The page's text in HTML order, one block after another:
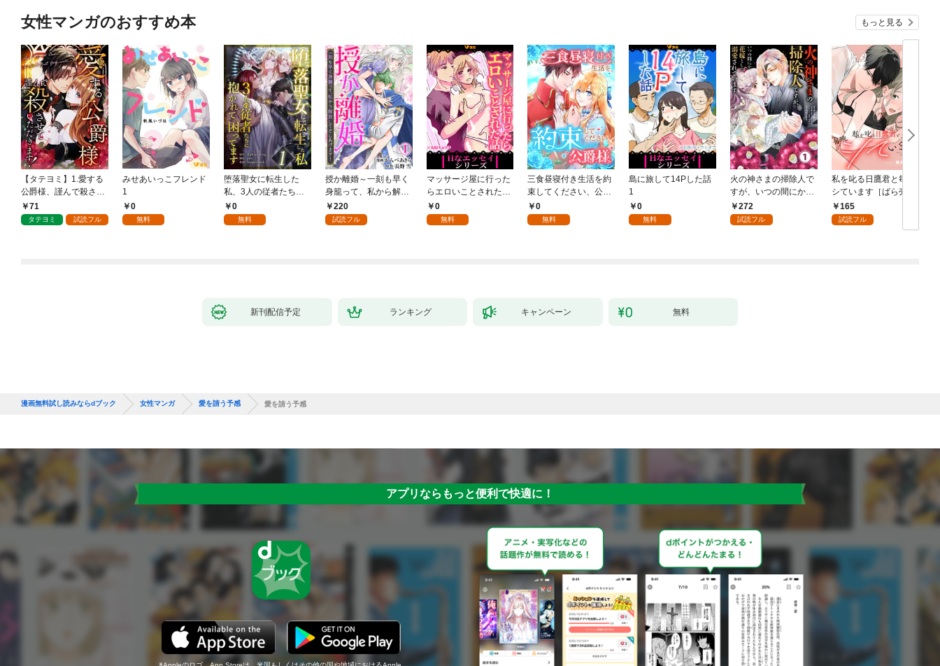
女性マンガのおすすめ本 もっと見る
【タテヨミ】1.愛する
公爵様、謹んで殺させ
ていただきます！
71
タテヨミ 試読フル
みせあいっこフレンド
1
0
無料
堕落聖女に転生した
私、3人の従者たちに
抱かれて困ってます 第
1話
0
無料
授か離婚～一刻も早く
身籠って、私から解放
してさしあげます！1
220
試読フル
マッサージ屋に行った
らエロいことされた話
1 0
無料
三食昼寝付き生活を約
束してください、公爵
様 1話
0
無料
島に旅して14Pした話
1
0
無料
火の神さまの掃除人で
すが、いつの間にか花
嫁として溺愛されてい
ます【単話】（１）
272
試読フル
私を叱る日鷹君と毎晩
シています［ばら売
り］ 第1話
165
試読フル
新刊配信予定 ランキング キャンペーン 無料
漫画無料試し読みならdブック 女性マンガ 愛を請う予感 愛を請う予感
アプリならもっと便利で快適に！